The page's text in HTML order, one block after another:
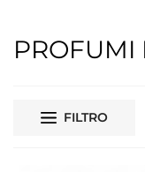
PROFUMI
FILTRO